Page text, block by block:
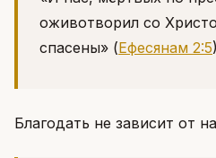
оживотворил со
спасены» (Ефесянам 2:5)
Благодать не зависит от